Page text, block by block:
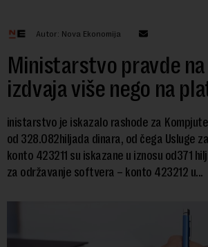
Autor: Nova Ekonomija
Ministarstvo pravde
izdvaja više nego na
inistarstvo je iskazalo rashode za
od 328.082hiljada dinara, od čega Usluge
konto 423211 su iskazane u iznosu od371
za održavanje softvera – konto 423212 u...